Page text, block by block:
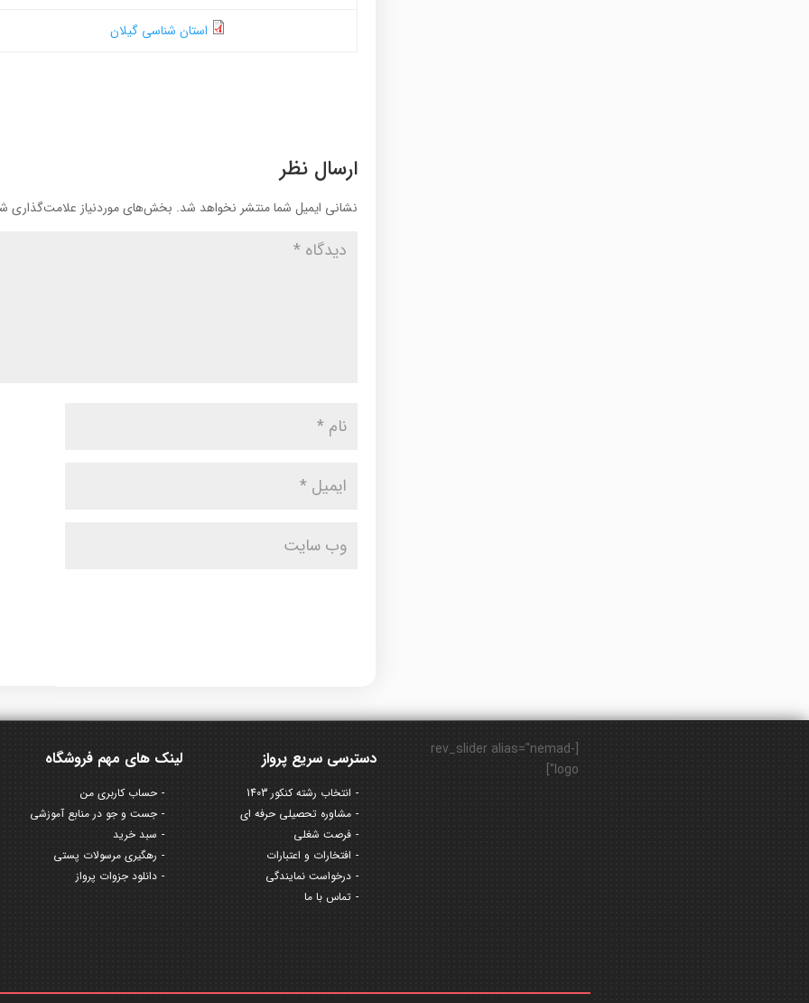
استان شناسی گیلان
ارسال نظر
نشانی ایمیل شما منتشر نخواهد شد. بخش‌های موردنیاز علامت‌گذاری
لینک های مهم فروشگاه
حساب کاربری من
جست و جو در منابع آموزشی
سبد خرید
رهگیری مرسولات پستی
دانلود جزوات پرواز
دسترسی سریع پرواز
انتخاب رشته کنکور 1403
مشاوره تحصیلی حرفه ای
فرصت شغلی
افتخارات و اعتبارات
درخواست نمایندگی
تماس با ما
[rev_slider alias="nemad-
logo"]